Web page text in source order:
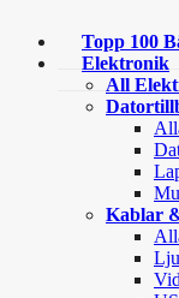
Topp 100
Elektronik
All
Kablar